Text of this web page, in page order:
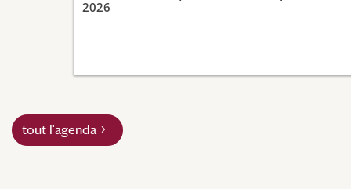
2026
tout l'agenda